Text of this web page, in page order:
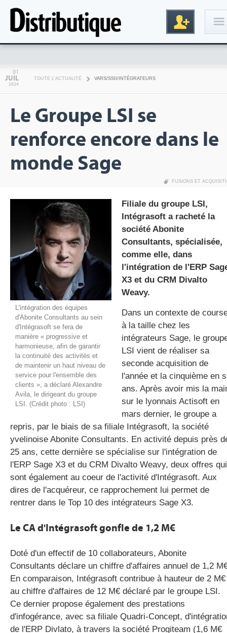
gratuite
01
JUIL
2024
TOUTE L'ACTUALITÉ VARS/SSII/INTÉGRATEURS
Le Groupe LSI se
renforce encore dans le
monde Sage
FUSIONS ET
L'intégration des équipes
d'Abonite Consultants au sein
d'Intégrasoft se fera de
manière « progressive et
harmonieuse, afin de garantir
la continuité des activités et
de maintenir un haut niveau de
service pour l'ensemble des
clients », a déclaré Alexandre
Avila, le dirigeant du groupe
LSI. (Crédit photo : LSI)
Filiale du groupe LSI,
Intégrasoft a racheté la
société Abonite
Consultants, spécialisée,
comme elle, dans
l'intégration de l'ERP
X3 et du CRM Divalto
Weavy.
Dans un contexte de
à la taille chez les
intégrateurs Sage, le
LSI vient de réaliser sa
seconde acquisition de
l'année et la cinquième en
ans. Après avoir mis la
sur le lyonnais Actisoft en
mars dernier, le groupe a
repris, par le biais de sa filiale Intégrasoft, la société
yvelinoise Abonite Consultants. En activité depuis près
25 ans, cette dernière se spécialise sur l'intégration de
l'ERP Sage X3 et du CRM Divalto Weavy, deux offres qui
sont également au coeur de l'activité d'Intégrasoft. Aux
dires de l'acquéreur, ce rapprochement lui permet de
rentrer dans le Top 10 des intégrateurs Sage X3.
Le CA d'Intégrasoft gonfle de 1,2 M€
Doté d'un effectif de 10 collaborateurs, Abonite
Consultants déclare un chiffre d'affaires annuel de 1,2
En comparaison, Intégrasoft contribue à hauteur de 2 M€
au chiffre d'affaires de 12 M€ déclaré par le groupe LSI.
Ce dernier propose également des prestations
d'infogérance, avec sa filiale Quadri-Concept,
de l'ERP Divlato, à travers la société Progiteam (1,6 M€